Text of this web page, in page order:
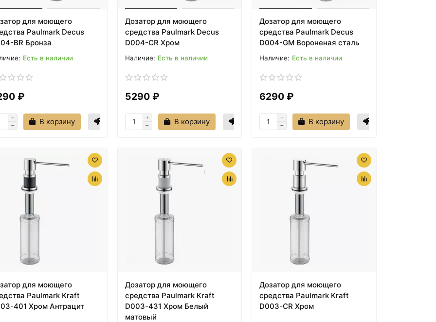
для моющего
Paulmark Decus
BR Бронза
Есть в наличии
₽
В корзину
Дозатор для моющего
средства Paulmark Decus
D004-CR Хром
Есть в наличии
5290 ₽
В корзину
Дозатор для моющего
средства Paulmark Decus
D004-GM Вороненая сталь
Есть в наличии
6290 ₽
В корзину
для моющего
Paulmark Kraft
401 Хром Антрацит
Дозатор для моющего
средства Paulmark Kraft
D003-431 Хром Белый
матовый
Дозатор для моющего
средства Paulmark Kraft
D003-CR Хром